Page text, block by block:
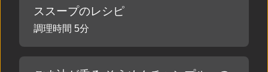
ススープのレシピ
調理時間 5分